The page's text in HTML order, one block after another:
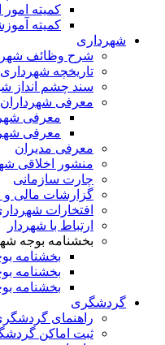
کمیته
کمیته
شهرداری
شرح وظائف
تاریخچه شهرداری
سند چشم انداز
معرفی شهرداران
معرفی
معرفی
معرفی مدیران
منشور اخلاقی
چارت سازمانی
گزارشات مالی
افتخارات
ارتباط با شهردار
بخشنامه بوجه
بخشنامه بوجه 1401
بخشنامه بوجه 1402
بخشنامه بوجه 1403
گردشگری
راهنمای
ثبت اماکن